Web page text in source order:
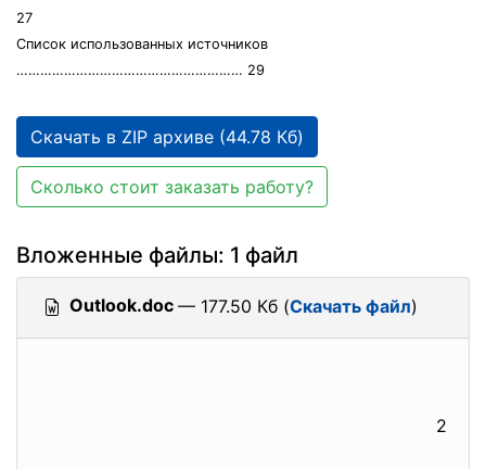
27
Список использованных источников
………………………………………………… 29
Скачать в ZIP архиве (44.78 Кб)
Сколько стоит заказать работу?
Вложенные файлы: 1 файл
Outlook.doc — 177.50 Кб (Скачать файл)
2